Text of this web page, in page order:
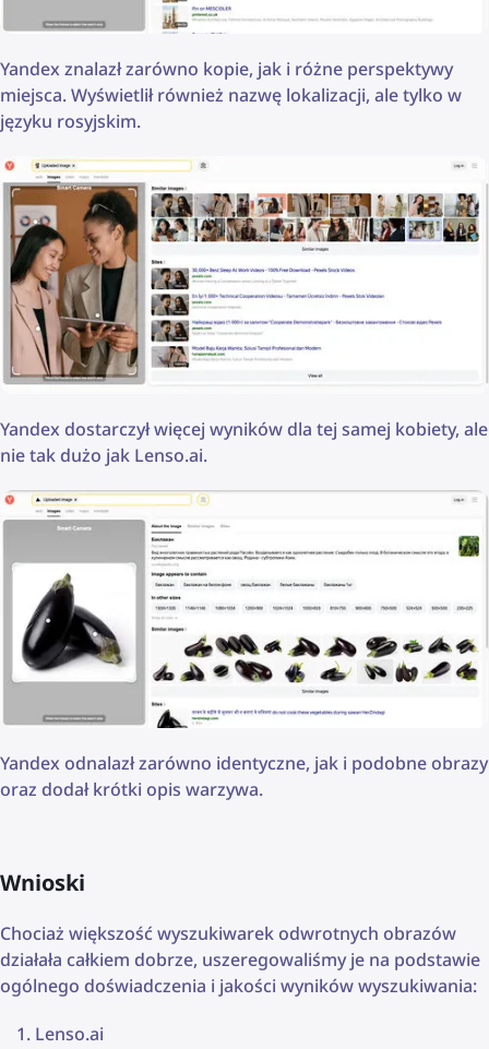
Yandex znalazł zarówno kopie, jak i różne perspektywy
miejsca. Wyświetlił również nazwę lokalizacji, ale tylko w
języku rosyjskim.
Yandex dostarczył więcej wyników dla tej samej kobiety, ale
nie tak dużo jak Lenso.ai.
Yandex odnalazł zarówno identyczne, jak i podobne obrazy
oraz dodał krótki opis warzywa.
Wnioski
Chociaż większość wyszukiwarek odwrotnych obrazów
działała całkiem dobrze, uszeregowaliśmy je na podstawie
ogólnego doświadczenia i jakości wyników wyszukiwania:
Lenso.ai